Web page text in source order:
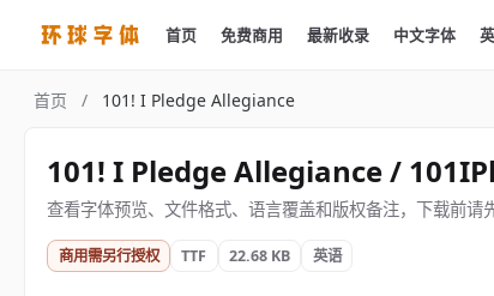
首页 免费商用 最新收录 中文字体
首页 / 101! I Pledge Allegiance
101! I Pledge Allegiance /
查看字体预览、文件格式、语言覆盖和版权备注，下载前请
商用需另行授权 TTF 22.68 KB 英语